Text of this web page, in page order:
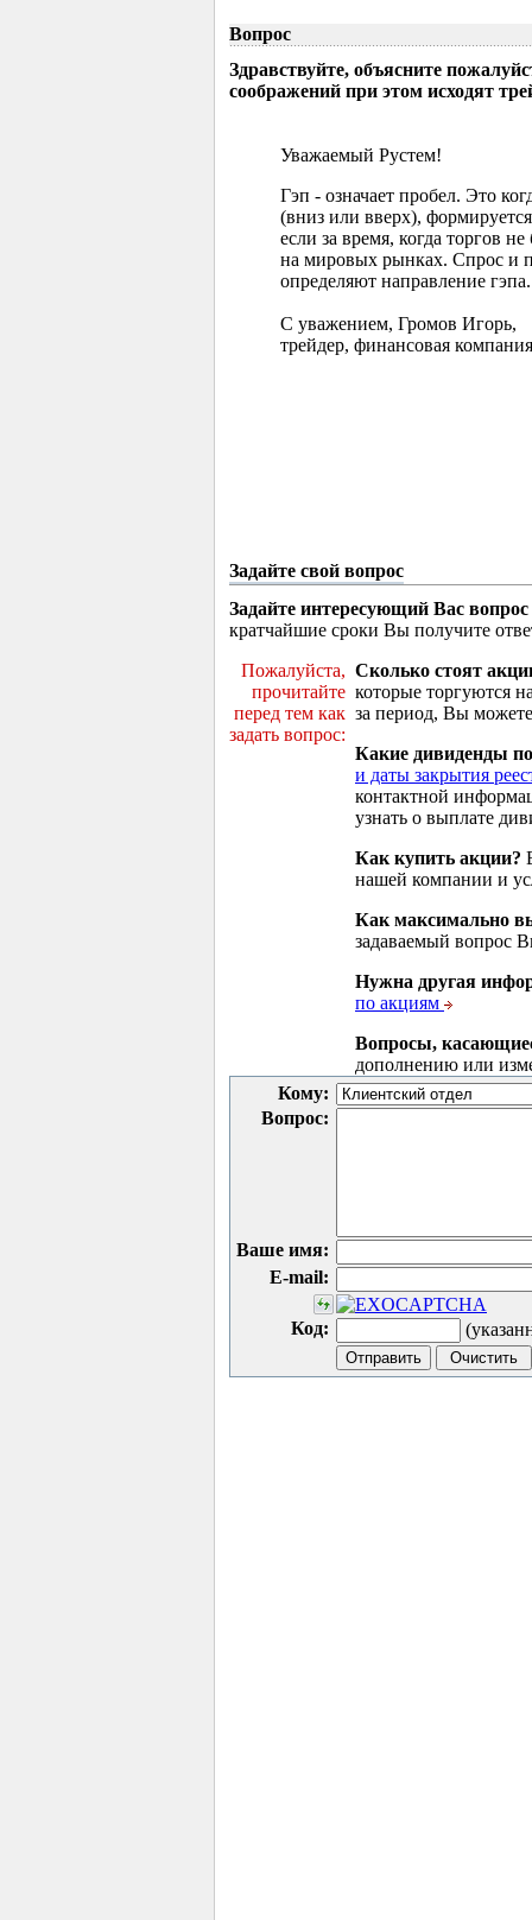
Вопрос
Здравствуйте, объясните
соображений при этом исходят
Уважаемый Рустем!
Гэп - означает пробел. Это
(вниз или вверх),
если за время, когда торгов
на мировых рынках. Спрос и
определяют направление гэпа.
С уважением, Громов Игорь,
трейдер, финансовая
Задайте свой вопрос
Задайте интересующий Вас вопрос
кратчайшие сроки Вы получите
Пожалуйста,
прочитайте
перед тем как
задать вопрос:
Сколько стоят
которые торгуются
за период, Вы
Какие дивиденды
и даты закрытия
контактной
узнать о выплате
Как купить акции?
нашей компании и
Как максимально
задаваемый вопрос
Нужна другая
по акциям
Вопросы,
дополнению или
Кому:
Вопрос:
Ваше имя:
E-mail:
Код: